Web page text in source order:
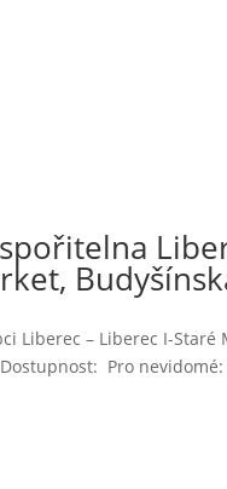
Liberec – Liberec I-Staré
Pro